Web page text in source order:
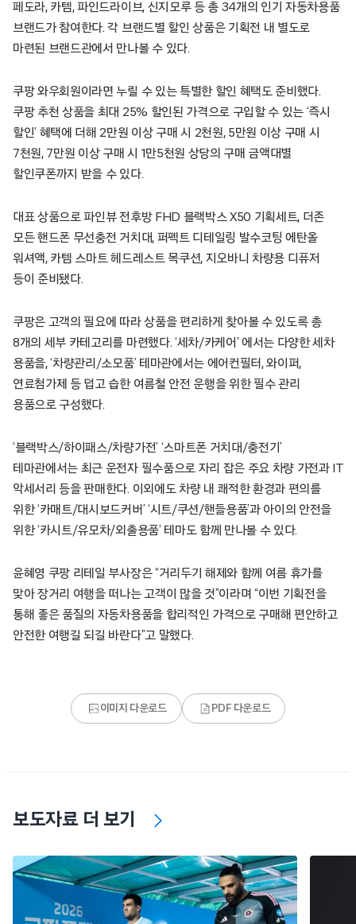
페도라, 카템, 파인드라이브, 신지모루 등 총 34개의 인기 자동차용품
브랜드가 참여한다. 각 브랜드별 할인 상품은 기획전 내 별도로
마련된 브랜드관에서 만나볼 수 있다.
쿠팡 와우회원이라면 누릴 수 있는 특별한 할인 혜택도 준비했다.
쿠팡 추천 상품을 최대 25% 할인된 가격으로 구입할 수 있는 ‘즉시
할인’ 혜택에 더해 2만원 이상 구매 시 2천원, 5만원 이상 구매 시
7천원, 7만원 이상 구매 시 1만5천원 상당의 구매 금액대별
할인쿠폰까지 받을 수 있다.
대표 상품으로 파인뷰 전후방 FHD 블랙박스 X50 기획세트, 더존
모든 핸드폰 무선충전 거치대, 퍼펙트 디테일링 발수코팅 에탄올
워셔액, 카템 스마트 헤드레스트 목쿠션, 지오바니 차량용 디퓨저
등이 준비됐다.
쿠팡은 고객의 필요에 따라 상품을 편리하게 찾아볼 수 있도록 총
8개의 세부 카테고리를 마련했다. ‘세차/카케어’ 에서는 다양한 세차
용품을, ‘차량관리/소모품’ 테마관에서는 에어컨필터, 와이퍼,
연료첨가제 등 덥고 습한 여름철 안전 운행을 위한 필수 관리
용품으로 구성했다.
‘블랙박스/하이패스/차량가전’ ‘스마트폰 거치대/충전기’
테마관에서는 최근 운전자 필수품으로 자리 잡은 주요 차량 가전과 IT
악세서리 등을 판매한다. 이외에도 차량 내 쾌적한 환경과 편의를
위한 ‘카매트/대시보드커버’ ‘시트/쿠션/핸들용품’과 아이의 안전을
위한 ‘카시트/유모차/외출용품’ 테마도 함께 만나볼 수 있다.
윤혜영 쿠팡 리테일 부사장은 “거리두기 해제와 함께 여름 휴가를
맞아 장거리 여행을 떠나는 고객이 많을 것”이라며 “이번 기획전을
통해 좋은 품질의 자동차용품을 합리적인 가격으로 구매해 편안하고
안전한 여행길 되길 바란다”고 말했다.
이미지 다운로드 PDF 다운로드
보도자료 더 보기